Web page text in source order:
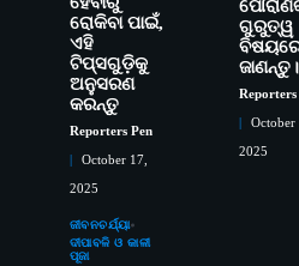
ରୋକିବା ପାଇଁ,
ଏହି
ଟିପ୍ସଗୁଡ଼ିକୁ
ଅନୁସରଣ
କରନ୍ତୁ
Reporters Pen
October 17,
2025
ଗୁରୁତ୍ୱ
ଜାଣନ୍ତୁ।
Reporters
October
2025
ଜୀବନଚର୍ଯ୍ୟା
ଦୀପାବଳି ଓ କାଳୀ
ପୂଜା
ସୋଆର ୨୦ତମ